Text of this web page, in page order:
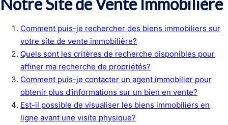
Comment puis-je rechercher des biens immobiliers sur
votre site de vente immobilière?
Quels sont les critères de recherche disponibles pour
affiner ma recherche de propriétés?
Comment puis-je contacter un agent immobilier pour
obtenir plus d’informations sur un bien en vente?
Est-il possible de visualiser les biens immobiliers en
ligne avant une visite physique?